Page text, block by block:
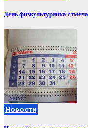
День физкультурника
Новости